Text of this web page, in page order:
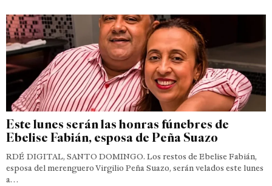
Este lunes serán las honras fúnebres de
Ebelise Fabián, esposa de Peña Suazo
RDÉ DIGITAL, SANTO DOMINGO. Los restos de Ebelise Fabián,
esposa del merenguero Virgilio Peña Suazo, serán velados este lunes
a…